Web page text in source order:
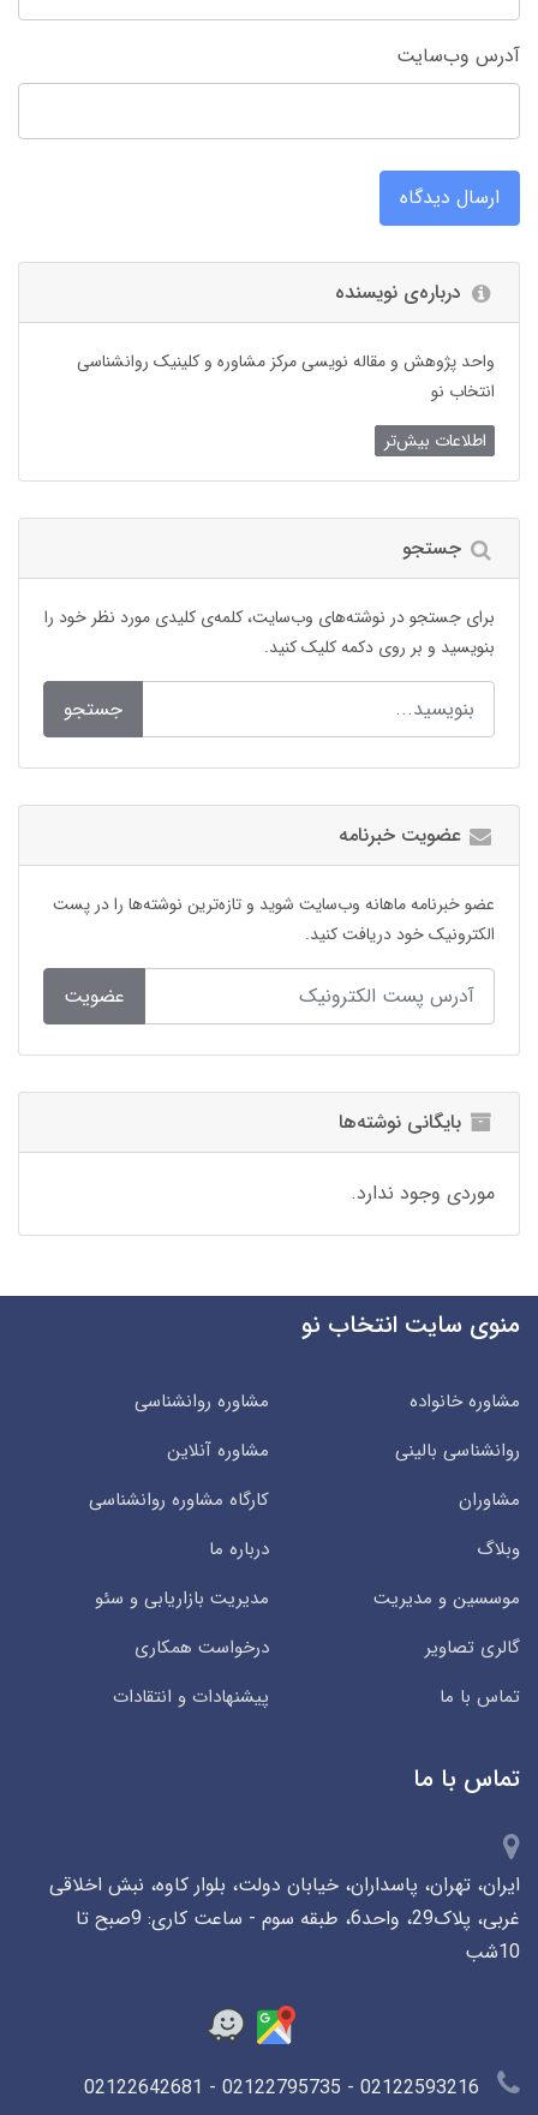
آدرس وب‌سایت
ارسال دیدگاه
درباره‌ی نویسنده
واحد پژوهش و مقاله نویسی مرکز مشاوره و کلینیک روانشناسی
انتخاب نو
اطلاعات بیش‌تر
جستجو
برای جستجو در نوشته‌های وب‌سایت، کلمه‌ی کلیدی مورد نظر خود را
بنویسید و بر روی دکمه کلیک کنید.
جستجو
عضویت خبرنامه
عضو خبرنامه ماهانه وب‌سایت شوید و تازه‌ترین نوشته‌ها را در پست
الکترونیک خود دریافت کنید.
عضویت
بایگانی نوشته‌ها
موردی وجود ندارد.
منوی سایت انتخاب نو
مشاوره خانواده
مشاوره روانشناسی
روانشناسی بالینی
مشاوره آنلاین
مشاوران
کارگاه مشاوره روانشناسی
وبلاگ
درباره ما
موسسین و مدیریت
مدیریت بازاریابی و سئو
گالری تصاویر
درخواست همکاری
تماس با ما
پیشنهادات و انتقادات
تماس با ما
ایران، تهران، پاسداران، خیابان دولت، بلوار کاوه، نبش اخلاقی
غربی، پلاک29، واحد6، طبقه سوم - ساعت کاری: 9صبح تا
10شب